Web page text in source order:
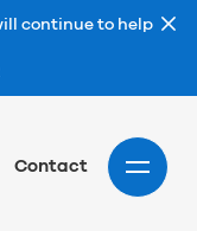
continue to help
Contact